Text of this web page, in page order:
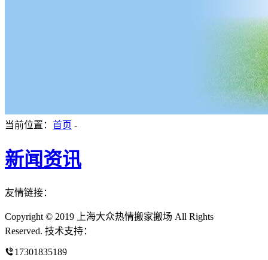
当前位置： 首页 -
新闻资讯
友情链接：
Copyright © 2019 上海大众热情搬家搬场 All Rights
Reserved. 技术支持：
17301835189